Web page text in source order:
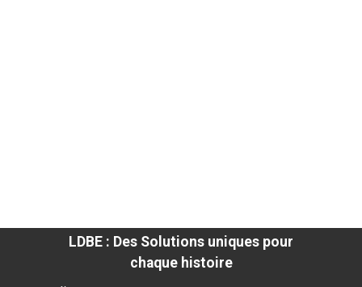
LDBE : Des Solutions uniques pour
chaque histoire